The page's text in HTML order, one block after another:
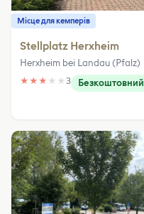
Місце для кемперів
Stellplatz Herxheim
Herxheim bei Landau (Pfalz)
★ ★ ★ ★ ★ 3 Безкоштовний